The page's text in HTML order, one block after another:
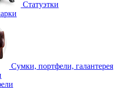
Статуэтки
Сумки, портфели, галантерея